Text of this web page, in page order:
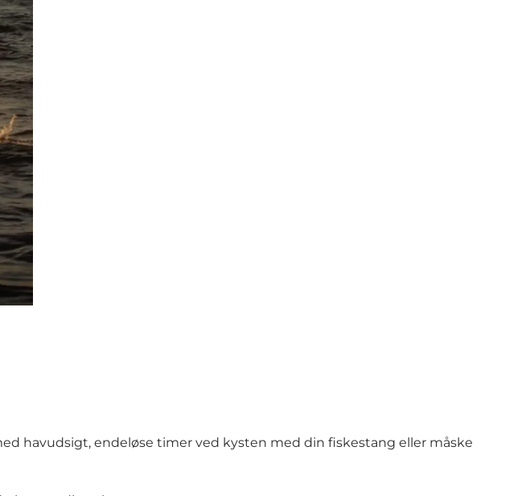
havudsigt, endeløse timer ved kysten med din fiskestang eller måske